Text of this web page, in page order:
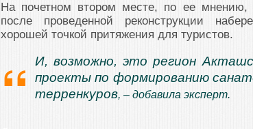
На почетном втором месте, по ее мнению,
после проведенной реконструкции
хорошей точкой притяжения для туристов.
И, возможно, это регион
проекты по формированию
терренкуров, – добавила эксперт.